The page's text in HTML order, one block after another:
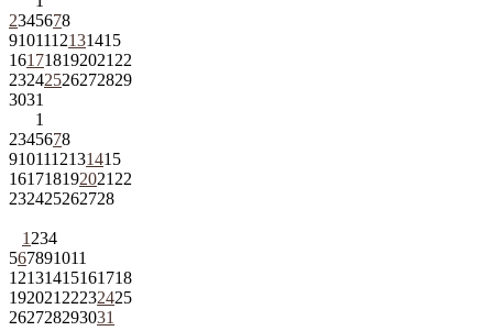
2345678
9101112131415
161718192021 22
23242526272829
3031
1
2345678
9101112131415
161718192021 22
232425262728
1 234
567891011
12131415161718
192021 22232425
262728293031